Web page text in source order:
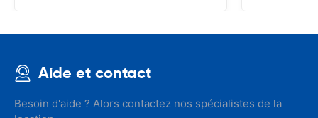
Aide et contact
Besoin d'aide ? Alors contactez nos spécialistes de la